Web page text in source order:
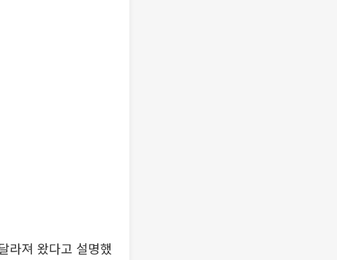
라져 왔다고 설명했